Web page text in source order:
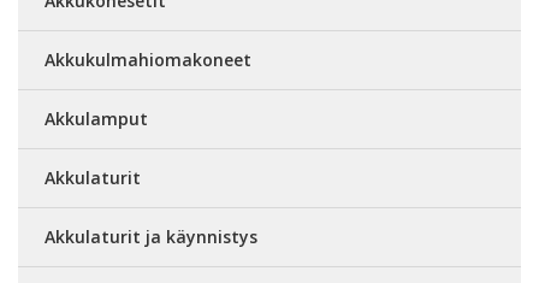
Akkukulmahiomakoneet
Akkulamput
Akkulaturit
Akkulaturit ja käynnistys